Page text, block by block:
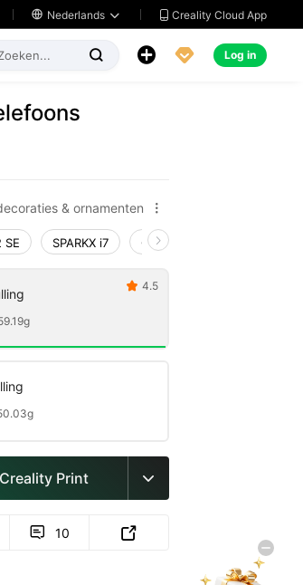
 Nederlands   Creality Cloud App
   Log in
& ornamenten 
SE SPARKX i7 Creality Hi
 4.5
Print 
 10 